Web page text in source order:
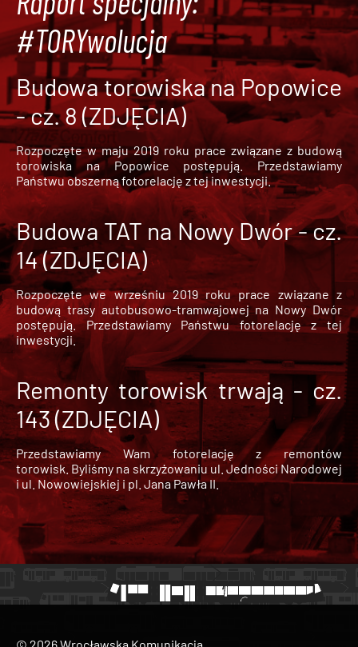
#TORYwolucja
Budowa torowiska na Popowice
- cz. 8 (ZDJĘCIA)
Rozpoczęte w maju 2019 roku prace związane z budową
torowiska na Popowice
postępują. Przedstawiamy
Państwu obszerną fotorelację z tej inwestycji.
Budowa TAT na Nowy Dwór - cz.
14 (ZDJĘCIA)
Rozpoczęte we wrześniu 2019 roku prace związane z
budową trasy autobusowo-tramwajowej na Nowy Dwór
postępują. Przedstawiamy Państwu fotorelację z tej
inwestycji.
Remonty torowisk trwają - cz.
143 (ZDJĘCIA)
Przedstawiamy Wam fotorelację z remontów
torowisk. Byliśmy na skrzyżowaniu ul. Jedności Narodowej
i ul. Nowowiejskiej i pl. Jana Pawła II.